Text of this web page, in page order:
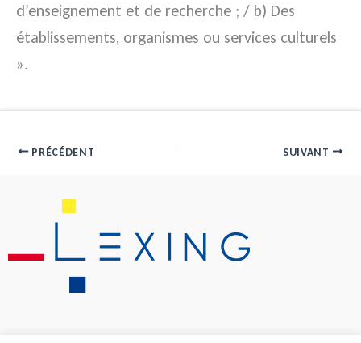
d’enseignement et de recherche ; / b) Des
établissements, organismes ou services culturels
».
PRÉCÉDENT SUIVANT